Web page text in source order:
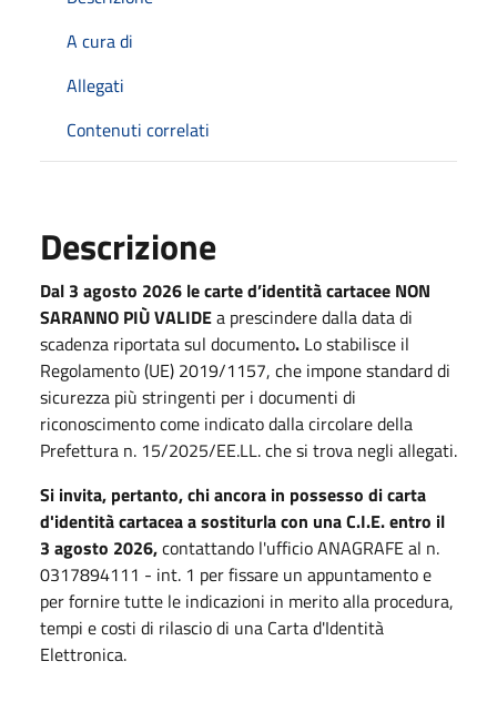
A cura di
Allegati
Contenuti correlati
Descrizione
Dal 3 agosto 2026 le carte d’identità cartacee NON
SARANNO PIÙ VALIDEa prescindere dalla data di
scadenza riportata sul documento. Lo stabilisce il
Regolamento (UE) 2019/1157, che impone standard di
sicurezza più stringenti per i documenti di
riconoscimento come indicato dalla circolare della
Prefettura n. 15/2025/EE.LL. che si trova negli allegati.
Si invita, pertanto, chi ancora in possesso di carta
d'identità cartacea a sostiturla con una C.I.E. entro il
3 agosto 2026,contattando l'ufficio ANAGRAFE al n.
0317894111 - int. 1 per fissare un appuntamento e
per fornire tutte le indicazioni in merito alla procedura,
tempi e costi di rilascio di una Carta d'Identità
Elettronica.